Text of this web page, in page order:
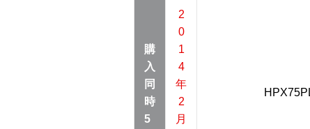
購
入
同
時
5
2
0
1
4
年
2
月